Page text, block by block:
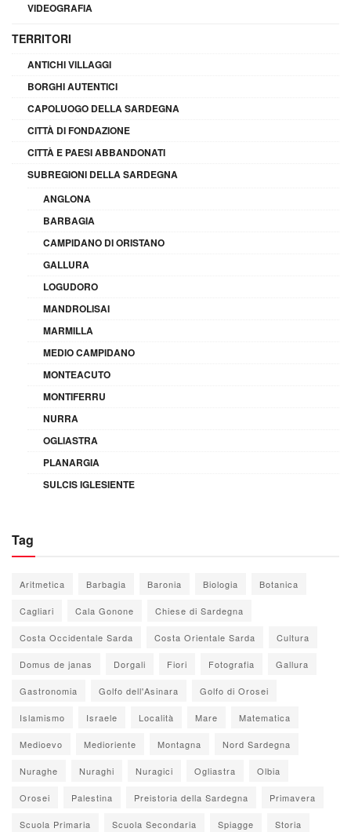
VIDEOGRAFIA
TERRITORI
ANTICHI VILLAGGI
BORGHI AUTENTICI
CAPOLUOGO DELLA SARDEGNA
CITTÀ DI FONDAZIONE
CITTÀ E PAESI ABBANDONATI
SUBREGIONI DELLA SARDEGNA
ANGLONA
BARBAGIA
CAMPIDANO DI ORISTANO
GALLURA
LOGUDORO
MANDROLISAI
MARMILLA
MEDIO CAMPIDANO
MONTEACUTO
MONTIFERRU
NURRA
OGLIASTRA
PLANARGIA
SULCIS IGLESIENTE
Tag
Aritmetica Barbagia Baronia Biologia Botanica
Cagliari Cala Gonone Chiese di Sardegna
Costa Occidentale Sarda Costa Orientale Sarda Cultura
Domus de janas Dorgali Fiori Fotografia Gallura
Gastronomia Golfo dell'Asinara Golfo di Orosei
Islamismo Israele Località Mare Matematica
Medioevo Medioriente Montagna Nord Sardegna
Nuraghe Nuraghi Nuragici Ogliastra Olbia
Orosei Palestina Preistoria della Sardegna Primavera
Scuola Primaria Scuola Secondaria Spiagge Storia